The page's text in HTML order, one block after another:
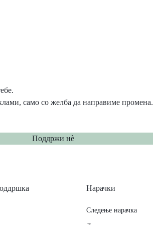
само со желба да направиме промена.
Поддржи нѐ
Нарачки
Следење нарачка